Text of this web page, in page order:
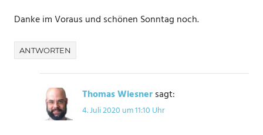
Danke im Voraus und schönen Sonntag noch.
ANTWORTEN
Thomas Wiesnersagt:
4. Juli 2020 um 11:10 Uhr